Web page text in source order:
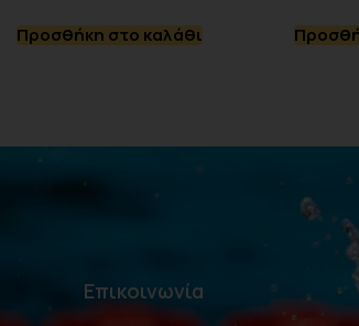
Προσθήκη στο καλάθι
Επικοινωνία